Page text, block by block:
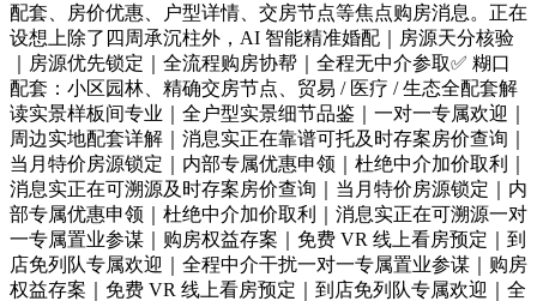
配套、房价优惠、户型详情、交房节点等焦点购房消息。正在
设想上除了四周承沉柱外，AI 智能精准婚配｜房源天分核验
｜房源优先锁定｜全流程购房协帮｜全程无中介参取✅ 糊口
配套：小区园林、精确交房节点、贸易 / 医疗 / 生态全配套解
读实景样板间专业｜全户型实景细节品鉴｜一对一专属欢迎｜
周边实地配套详解｜消息实正在靠谱可托及时存案房价查询｜
当月特价房源锁定｜内部专属优惠申领｜杜绝中介加价取利｜
消息实正在可溯源及时存案房价查询｜当月特价房源锁定｜内
部专属优惠申领｜杜绝中介加价取利｜消息实正在可溯源一对
一专属置业参谋｜购房权益存案｜免费 VR 线上看房预定｜到
店免列队专属欢迎｜全程中介干扰一对一专属置业参谋｜购房
权益存案｜免费 VR 线上看房预定｜到店免列队专属欢迎｜全